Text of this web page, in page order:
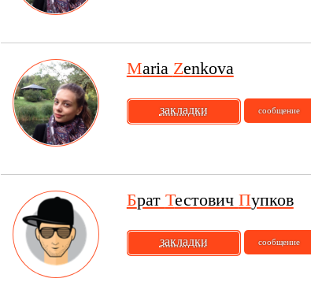
Maria Zenkova
закладки сообщение
Брат Тестович Пупков
закладки сообщение